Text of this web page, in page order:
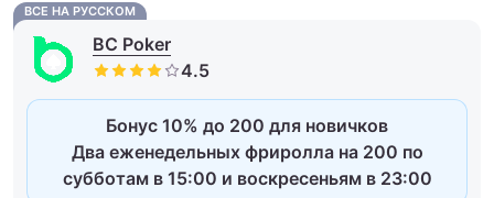
ВСЕ НА РУССКОМ
BC Poker
Бонус 10% до 200 для новичков
Два еженедельных фриролла на 200 по
субботам в 15:00 и воскресеньям в 23:00